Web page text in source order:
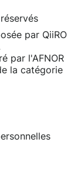
par QiiRO
par l'AFNOR
la catégorie